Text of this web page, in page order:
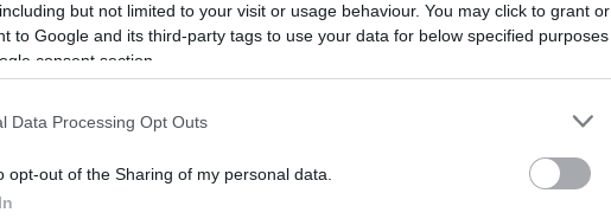
but not limited to your visit or usage behaviour. You may click to grant or
to Google and its third-party tags to use your data for below specified purposes
consent section.
Data Processing Opt Outs
opt-out of the Sharing of my personal data.
közé tartozik a Sepang International